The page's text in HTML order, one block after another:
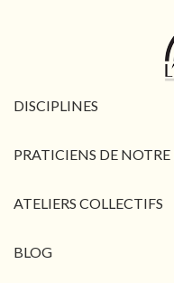
DISCIPLINES
PRATICIENS DE
ATELIERS COLLECTIFS
BLOG